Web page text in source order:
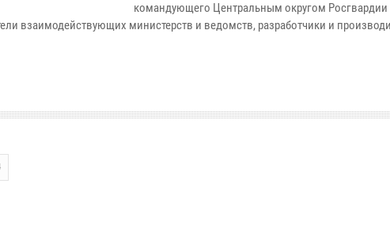
командующего Центральным округом Росгвардии
взаимодействующих министерств и ведомств, разработчики и